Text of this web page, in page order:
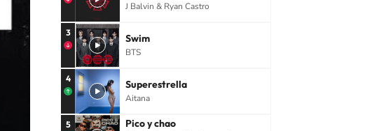
J Balvin & Ryan Castro
3 Swim
BTS
4 Superestrella
Aitana
5 Pico y chao